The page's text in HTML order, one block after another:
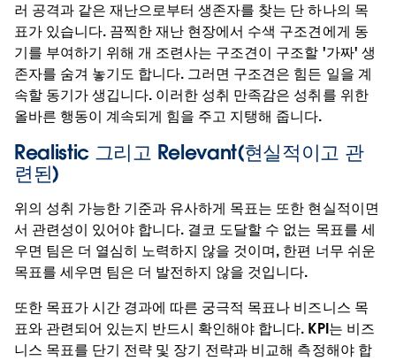
러 공격과 같은 재난으로부터 생존자를 찾는 단 하나의 목
표가 있습니다. 끔찍한 재난 현장에서 수색 구조견에게 동
기를 부여하기 위해 개 조련사는 구조견이 구조할 '가짜' 생
존자를 숨겨 놓기도 합니다. 그러면 구조견은 힘든 일을 계
속할 동기가 생깁니다. 이러한 성취 만족감은 성취를 위한
올바른 행동이 계속되게 힘을 주고 지탱해 줍니다.
Realistic 그리고 Relevant(현실적이고 관
련된)
위의 성취 가능한 기준과 유사하게 목표는 또한 현실적이면
서 관련성이 있어야 합니다. 결코 도달할 수 없는 목표를 세
우면 팀은 더 열심히 노력하지 않을 것이며, 한편 너무 쉬운
목표를 세우면 팀은 더 발전하지 않을 것입니다.
또한 목표가 시간 경과에 따른 궁극적 목표나 비즈니스 목
표와 관련되어 있는지 반드시 확인해야 합니다. KPI는 비즈
니스 목표를 단기 전략 및 장기 전략과 비교해 측정해야 합